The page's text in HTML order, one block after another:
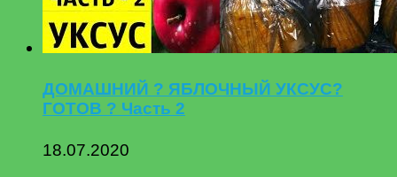
ДОМАШНИЙ ? ЯБЛОЧНЫЙ УКСУС?
ГОТОВ ? Часть 2
18.07.2020